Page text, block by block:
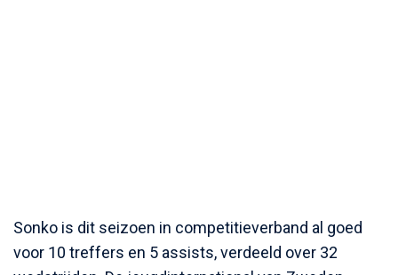
Sonko is dit seizoen in competitieverband al goed
voor 10 treffers en 5 assists, verdeeld over 32